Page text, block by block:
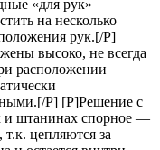
«для рук»
на несколько
рук.[/P]
высоко, не всегда
расположении
P] [P]Решение с
и штанинах спорное —
цепляются за